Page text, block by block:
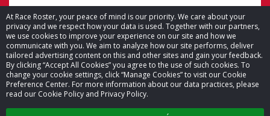
At Race Roster, your peace of mind is our priority. We care about your
privacy and we respect how your data is used. Together with our partners,
we use cookies to improve your experience on our site and how we
communicate with you. We aim to analyze how our site performs, deliver
tailored advertising content on this and other sites and gain your feedback.
By clicking “Accept All Cookies” you agree to the use of such cookies. To
change your cookie settings, click “Manage Cookies” to visit our Cookie
Preference Center. For more information about our data practices, please
read our Cookie Policy and Privacy Policy.
© 2026 Race Roster. Tous droits réservés.
Paramètres des témoins